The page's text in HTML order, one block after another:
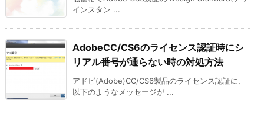
インスタン ...
AdobeCC/CS6のライセンス認証時にシ
リアル番号が通らない時の対処方法
アドビ(Adobe)CC/CS6製品のライセンス認証に、
以下のようなメッセージが ...